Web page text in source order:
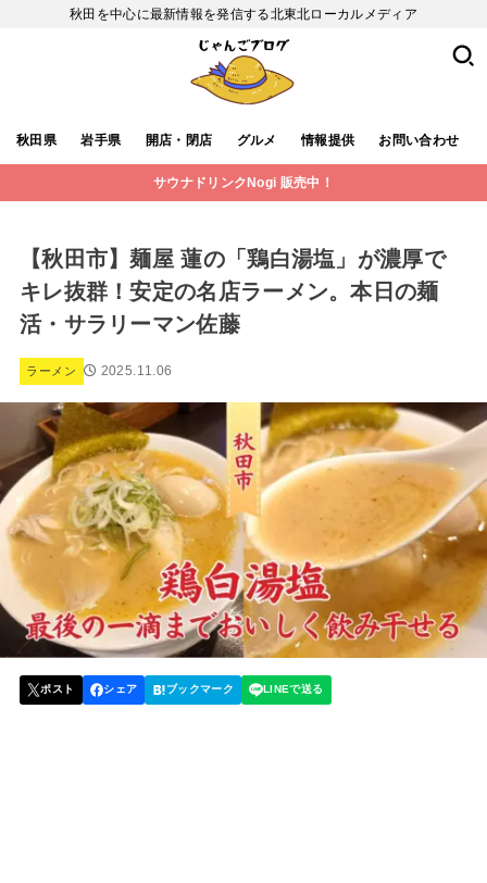
秋田を中心に最新情報を発信する北東北ローカルメディア
秋田県 岩手県 開店・閉店 グルメ 情報提供 お問い合わせ
サウナドリンクNogi 販売中！
【秋田市】麺屋 蓮の「鶏白湯塩」が濃厚で
キレ抜群！安定の名店ラーメン。本日の麺
活・サラリーマン佐藤
ラーメン 2025.11.06